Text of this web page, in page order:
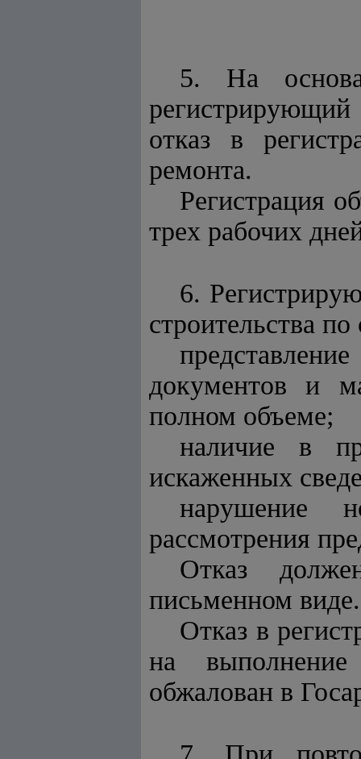
5. На
отказ в
ремонта.
Регистрация
трех рабочих
6.
строительства
документов и
полном объеме;
наличие в
искаженных
нарушение
рассмотрения
Отказ
письменном виде.
Отказ в
на
обжалован в